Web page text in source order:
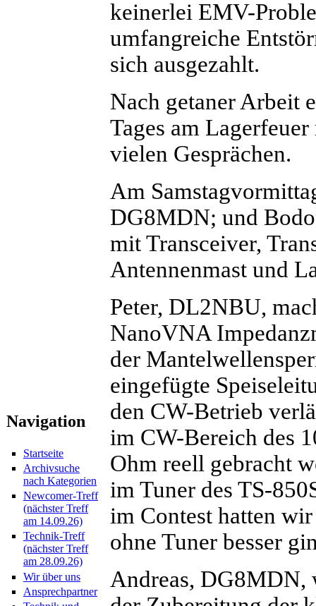
Navigation
Startseite
Archivsuche
nach Kategorien
Newcomer-Treff
(nächster Treff
am 14.09.26)
Technik-Treff
(nächster Treff
am 28.09.26)
Wir über uns
Ansprechpartner
keinerlei EMV-
umfangreiche
sich ausgezahlt.
Nach getaner Arbeit
Tages am
vielen Gesprächen.
Am
DG8MDN; und
mit Transceiver,
Antennenmast und
Peter, DL2NBU,
NanoVNA
der
eingefügte
den CW-Betrieb
im CW-Bereich des
Ohm reell gebracht
im Tuner des TS-
im Contest hatten
ohne Tuner besser
Andreas, DG8MDN,